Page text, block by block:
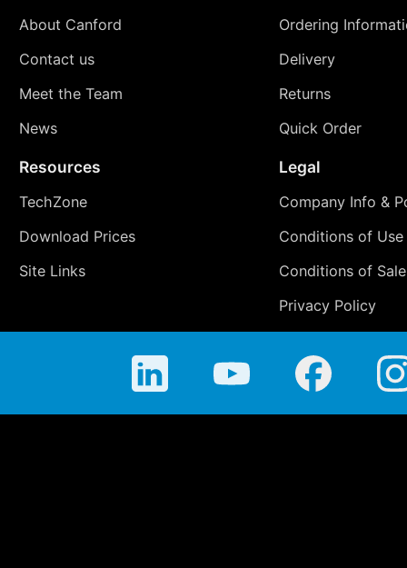
About Canford
Contact us
Meet the Team
News
Ordering
Delivery
Returns
Quick Order
Resources
TechZone
Download Prices
Site Links
Legal
Company Info &
Conditions of Use
Conditions of Sale
Privacy Policy